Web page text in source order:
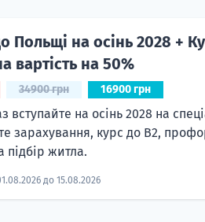
Польщі на осінь 2028 +
вартість на 50%
34900 грн 16900 грн
вступайте на осінь 2028 на
зарахування, курс до B2,
підбір житла.
до 15.08.2026